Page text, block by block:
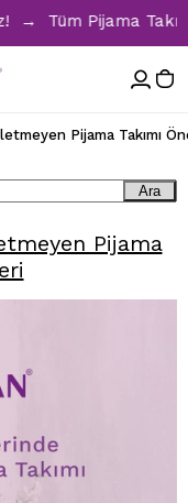
Tüm Pijama
Ara
Pijama